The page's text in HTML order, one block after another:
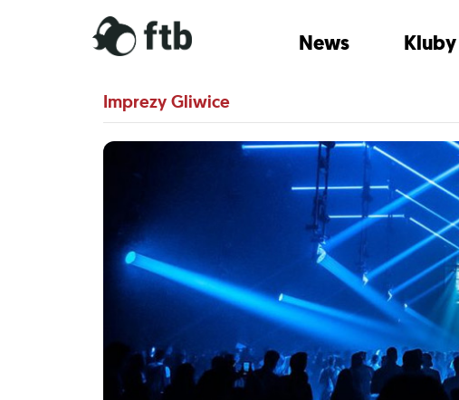
News Kluby
Imprezy Gliwice